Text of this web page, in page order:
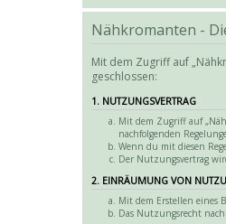
Nähkromanten -
Mit dem Zugriff auf
geschlossen:
1. NUTZUNGSVERTRAG
Mit dem Zugriff auf
nachfolgenden
Wenn du mit diesen
Der Nutzungsvertrag
2. EINRÄUMUNG VON
Mit dem Erstellen eines
Das Nutzungsrecht